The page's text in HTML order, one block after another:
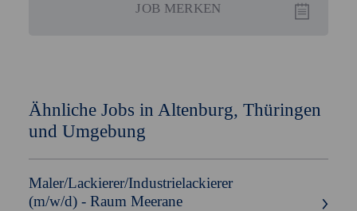
JOB MERKEN
Ähnliche Jobs in Altenburg, Thüringen
und Umgebung
Maler/Lackierer/Industrielackierer
(m/w/d)- Raum Meerane